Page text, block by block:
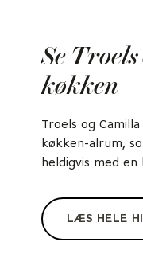
Se
køkken
Troels og
køkken-alrum,
heldigvis med
LÆS HELE